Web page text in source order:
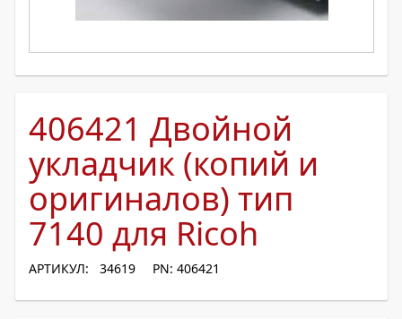
406421 Двойной
укладчик (копий и
оригиналов) тип
7140 для Ricoh
АРТИКУЛ: 34619 PN: 406421